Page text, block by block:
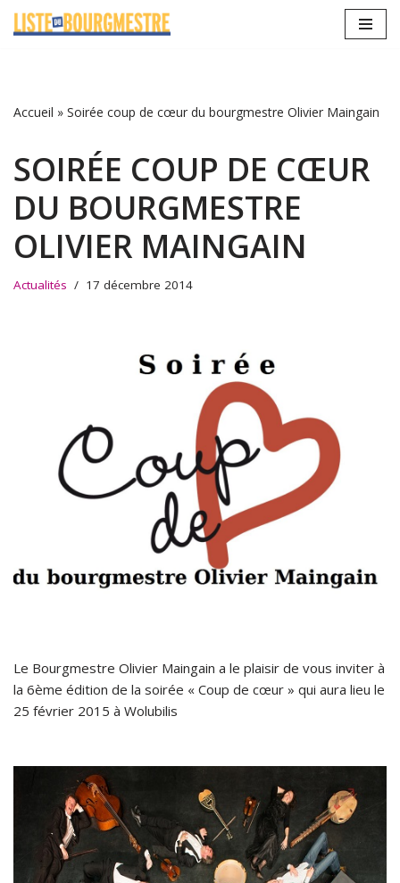
Accueil » Soirée coup de cœur du bourgmestre Olivier Maingain
SOIRÉE COUP DE CŒUR
DU BOURGMESTRE
OLIVIER MAINGAIN
Actualités 17 décembre 2014
Le Bourgmestre Olivier Maingain a le plaisir de vous inviter à
la 6ème édition de la soirée « Coup de cœur » qui aura lieu le
25 février 2015 à Wolubilis